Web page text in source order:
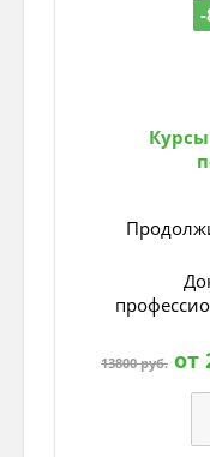
2 скл –
средний род на
Непостоянные
Падеж:
Р.п. - кого?
Д.п. - кому?
13800 руб. от